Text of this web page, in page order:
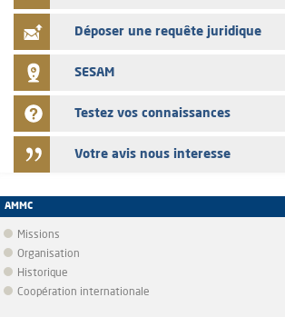
Déposer une requête juridique
SESAM
Testez vos connaissances
Votre avis nous interesse
AMMC
Missions
Organisation
Historique
Coopération internationale